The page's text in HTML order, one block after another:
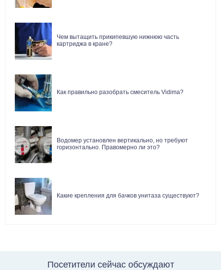
Чем вытащить прикипевшую нижнюю часть
картриджа в кране?
Как правильно разобрать смеситель Vidima?
Водомер установлен вертикально, но требуют
горизонтально. Правомерно ли это?
Какие крепления для бачков унитаза существуют?
Посетители сейчас обсуждают